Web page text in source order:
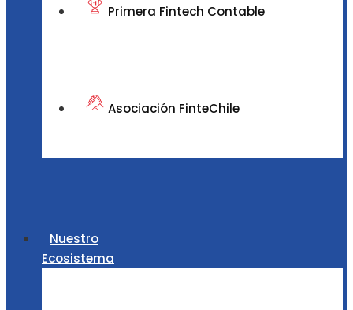
Primera Fintech Contable
Asociación FinteChile
Nuestro
Ecosistema